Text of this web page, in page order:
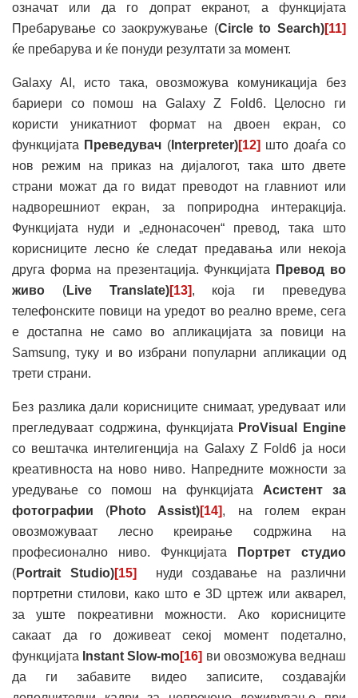
означат или да го допрат екранот, а функцијата
Пребарување со заокружување (Circle to Search)[11]
ќе пребарува и ќе понуди резултати за момент.
Galaxy AI, исто така, овозможува комуникација без
бариери со помош на Galaxy Z Fold6. Целосно ги
користи уникатниот формат на двоен екран, со
функцијата Преведувач (Interpreter)[12] што доаѓа со
нов режим на приказ на дијалогот, така што двете
страни можат да го видат преводот на главниот или
надворешниот екран, за поприродна интеракција.
Функцијата нуди и „еднонасочен“ превод, така што
корисниците лесно ќе следат предавања или некоја
друга форма на презентација. Функцијата
Превод во
живо (Live Translate)[13], која ги преведува
телефонските повици на уредот во реално време, сега
е достапна не само во апликацијата за повици на
Samsung, туку и во избрани популарни апликации од
трети страни.
Без разлика дали корисниците снимаат, уредуваат или
прегледуваат содржина, функцијата ProVisual Engine
со вештачка интелигенција на Galaxy Z Fold6 ја носи
креативноста на ново ниво. Напредните можности за
уредување со помош на функцијата Асистент за
фотографии (Photo Assist)[14], на голем екран
овозможуваат лесно креирање содржина на
професионално ниво. Функцијата
Портрет студио
(Portrait Studio)[15]
нуди создавање на различни
портретни стилови, како што е 3D цртеж или акварел,
за уште покреативни можности. Ако корисниците
сакаат да го доживеат секој момент подетално,
функцијата Instant Slow-mo[16] ви овозможува веднаш
да ги забавите видео записите, создавајќи